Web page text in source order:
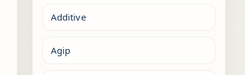
Additive
Agip